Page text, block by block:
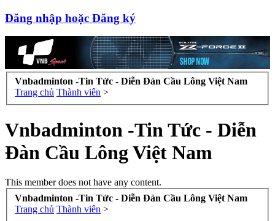
Đăng nhập hoặc Đăng ký
Vnbadminton -Tin Tức - Diễn Đàn Cầu Lông Việt Nam
Trang chủ Thành viên >
Vnbadminton -Tin Tức - Diễn
Đàn Cầu Lông Việt Nam
This member does not have any content.
Vnbadminton -Tin Tức - Diễn Đàn Cầu Lông Việt Nam
Trang chủ Thành viên >